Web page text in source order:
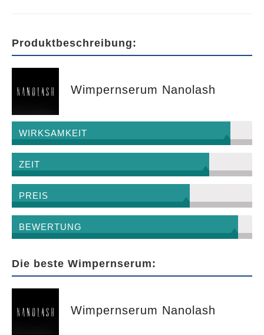
Produktbeschreibung:
Wimpernserum Nanolash
WIRKSAMKEIT
ZEIT
PREIS
BEWERTUNG
Die beste Wimpernserum:
Wimpernserum Nanolash